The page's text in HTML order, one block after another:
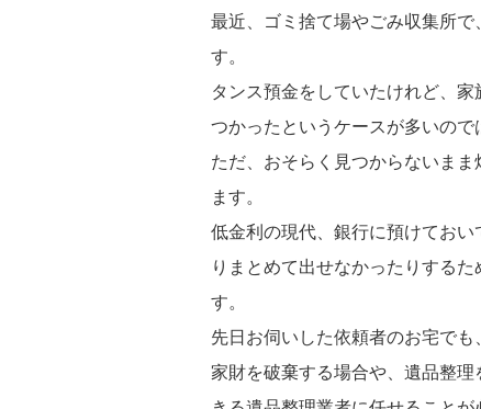
最近、ゴミ捨て場やごみ収集所
す。
タンス預金をしていたけれど、
つかったというケースが多いので
ただ、おそらく見つからないま
ます。
低金利の現代、銀行に預けてお
りまとめて出せなかったりする
す。
先日お伺いした依頼者のお宅でも
家財を破棄する場合や、遺品整